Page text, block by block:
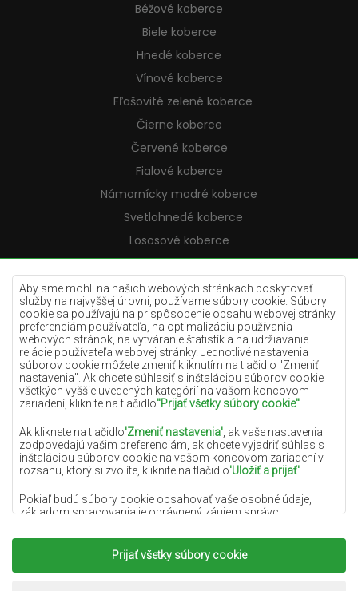
Aby sme mohli na našich webových stránkach poskytovať
služby na najvyššej úrovni, používame súbory cookie. Súbory
cookie sa používajú na prispôsobenie obsahu webovej stránky
preferenciám používateľa, na optimalizáciu používania
webových stránok, na vytváranie štatistík a na udržiavanie
relácie používateľa webovej stránky. Jednotlivé nastavenia
súborov cookie môžete zmeniť kliknutím na tlačidlo "Zmeniť
nastavenia". Ak chcete súhlasiť s inštaláciou súborov cookie
všetkých vyššie uvedených kategórií na vašom koncovom
zariadení, kliknite na tlačidlo"Prijať všetky súbory cookie"
Ak kliknete na tlačidlo'Zmeniť nastavenia' , ak vaše nastavenia
zodpovedajú vašim preferenciám, ak chcete vyjadriť súhlas s
inštaláciou súborov cookie na vašom koncovom zariadení v
rozsahu, ktorý si zvolíte, kliknite na tlačidlo'Uložiť a prijať'
Pokiaľ budú súbory cookie obsahovať vaše osobné údaje,
základom spracovania je oprávnený záujem správcu
podobe poskytovania vysokokvalitných služieb na našej
webovej stránke a marketingových aktivít správcu osobných
údajov a jeho dôveryhodných partnerov.
Prijať všetky súbory cookie
Béžové koberce
Biele koberce
Hnedé koberce
Vínové koberce
Fľašovité zelené koberce
Čierne koberce
Červené koberce
Fialové koberce
Námornícky modré koberce
Svetlohnedé koberce
Lososové koberce
Krémové koberce
Lilac koberce
Žlté koberce
Mätové koberce
Modré koberce
Oranžové koberce
Ružové koberce
Šedé koberce
Terakotové koberce
Zelené koberce
Zlaté koberce
Copyright 2022Koberce Chemex.Všetky práva